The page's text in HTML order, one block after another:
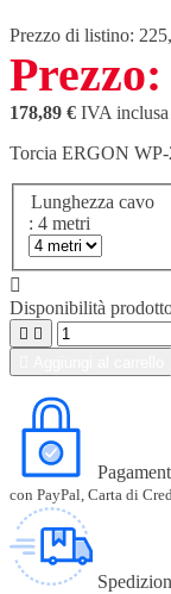
Prezzo di listino:
Prezzo:
178,89 € IVA inclusa
Torcia ERGON
Lunghezza cavo
: 4 metri

Disponibilità
 
con PayPal, Carta di